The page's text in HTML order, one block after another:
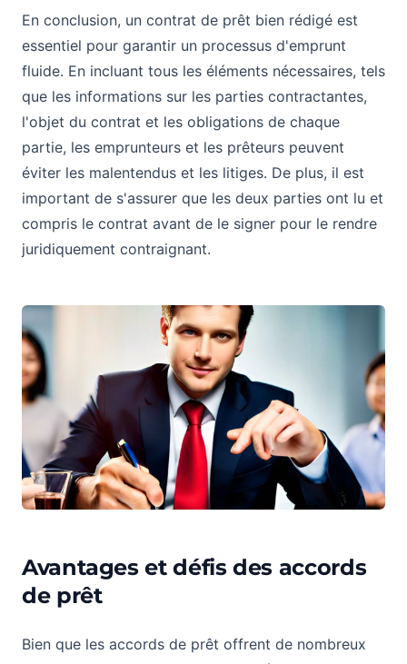
En conclusion, un contrat de prêt bien rédigé est
essentiel pour garantir un processus d'emprunt
fluide. En incluant tous les éléments nécessaires, tels
que les informations sur les parties contractantes,
l'objet du contrat et les obligations de chaque
partie, les emprunteurs et les prêteurs peuvent
éviter les malentendus et les litiges. De plus, il est
important de s'assurer que les deux parties ont lu et
compris le contrat avant de le signer pour le rendre
juridiquement contraignant.
Avantages et défis des accords
de prêt
Bien que les accords de prêt offrent de nombreux